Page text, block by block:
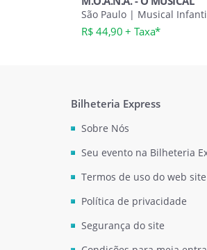
São Paulo | Musical
R$ 44,90 + Taxa*
Bilheteria Express
Sobre Nós
Seu evento na Bilheteria
Termos de uso do web site
Política de privacidade
Segurança do site